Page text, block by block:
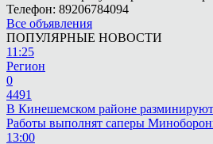
Телефон: 89206784094
Все объявления
ПОПУЛЯРНЫЕ НОВОСТИ
11:25
Регион
0
4491
В Кинешемском районе
Работы выполнят саперы
13:00